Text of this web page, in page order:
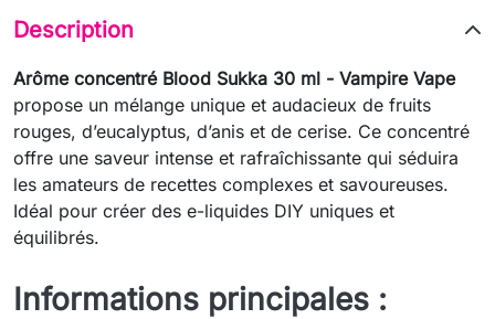
Description
Arôme concentré Blood Sukka 30 ml - Vampire Vape
propose un mélange unique et audacieux de fruits
rouges, d’eucalyptus, d’anis et de cerise. Ce concentré
offre une saveur intense et rafraîchissante qui séduira
les amateurs de recettes complexes et savoureuses.
Idéal pour créer des e-liquides DIY uniques et
équilibrés.
Informations principales :